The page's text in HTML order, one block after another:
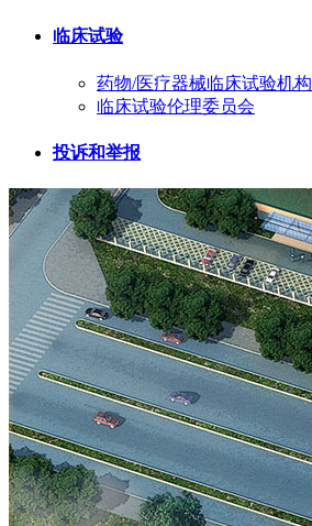
临床试验
药物/医疗器械临床试验机构
临床试验伦理委员会
投诉和举报